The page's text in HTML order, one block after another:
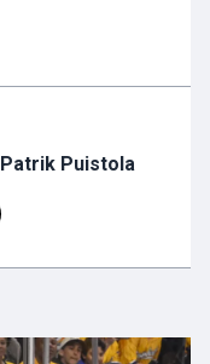
Patrik Puistola